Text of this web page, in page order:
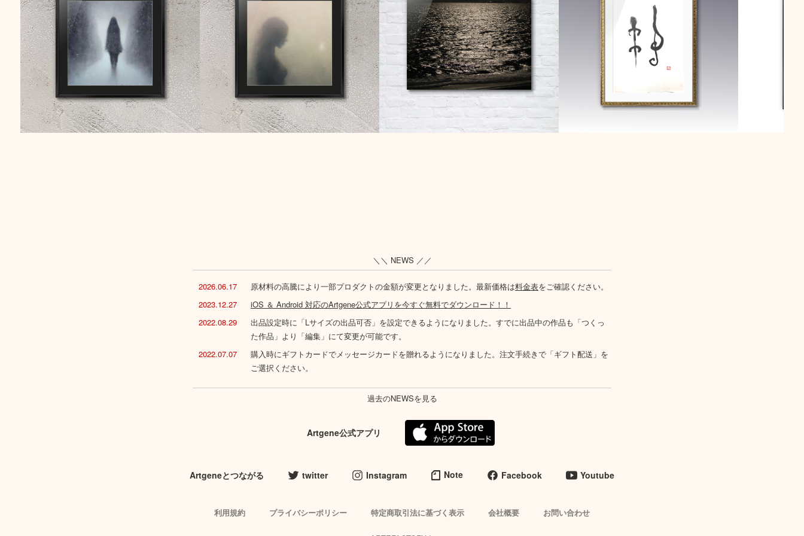
＼＼ NEWS ／／
2026.06.17 原材料の高騰により一部プロダクトの金額が変更となりました。最新価格は料金表をご確認ください。
2023.12.27
iOS ＆ Android 対応のArtgene公式アプリを今すぐ無料でダウンロード！！
2022.08.29
出品設定時に「Lサイズの出品可否」を設定できるようになりました。すでに出品中の作品も「つくっ
た作品」より「編集」にて変更が可能です。
2022.07.07
購入時にギフトカードでメッセージカードを贈れるようになりました。注文手続きで「ギフト配送」を
ご選択ください。
過去のNEWSを見る
Artgene公式アプリ
Artgeneとつながる twitter Instagram Note Facebook Youtube
利用規約 プライバシーポリシー 特定商取引法に基づく表示 会社概要 お問い合わせ